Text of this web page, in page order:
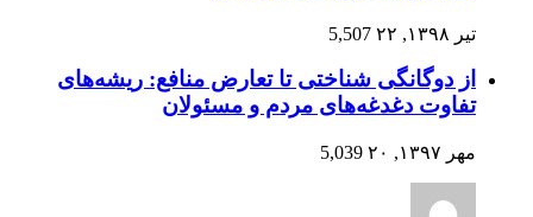
تیر ۱۳۹۸, ۲۲ 5,507
از دوگانگی شناختی تا تعارض منافع: ریشه‌های
تفاوت دغدغه‌های مردم و مسئولان
مهر ۱۳۹۷, ۲۰ 5,039